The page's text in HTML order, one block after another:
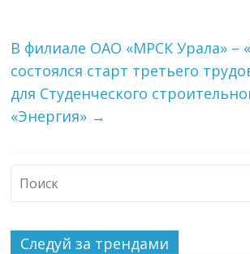
В филиале ОАО «МРСК Урала» –
состоялся старт третьего
для Студенческого
«Энергия» →
Следуй за трендами